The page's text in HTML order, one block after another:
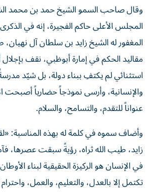
وقال صاحب السمو الشيخ حمد بن محمد
المجلس الأعلى حاكم الفجيرة، إنه في
المغفور له الشيخ زايد بن سلطان آل نهيان،
مقاليد الحكم في إمارة أبوظبي، نقف بإجلال
استثنائي لم يكتفِ ببناء دولة، بل شيّد
والإنسانية، وأرسى نموذجاً حضارياً أصبحت
عنواناً للتقدم، والتسامح، والسلام.
وأضاف سموه في كلمة له بهذه المناسبة:
زايد، طيب الله ثراه، رؤيةً سبقت عصرها،
في الإنسان هو الركيزة الحقيقية لبناء
تكتمل إلا بالعدل، والتعليم، والعمل،